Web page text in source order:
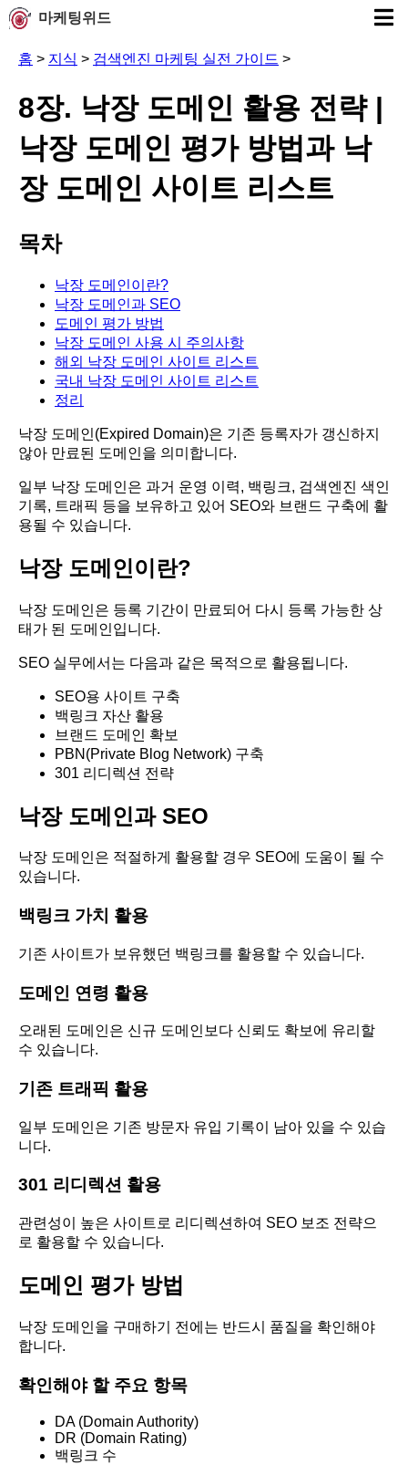
마케팅위드
홈 > 지식 > 검색엔진 마케팅 실전 가이드 >
8장. 낙장 도메인 활용 전략 |
낙장 도메인 평가 방법과 낙
장 도메인 사이트 리스트
목차
낙장 도메인이란?
낙장 도메인과 SEO
도메인 평가 방법
낙장 도메인 사용 시 주의사항
해외 낙장 도메인 사이트 리스트
국내 낙장 도메인 사이트 리스트
정리
낙장 도메인(Expired Domain)은 기존 등록자가 갱신하지
않아 만료된 도메인을 의미합니다.
일부 낙장 도메인은 과거 운영 이력, 백링크, 검색엔진 색인
기록, 트래픽 등을 보유하고 있어 SEO와 브랜드 구축에 활
용될 수 있습니다.
낙장 도메인이란?
낙장 도메인은 등록 기간이 만료되어 다시 등록 가능한 상
태가 된 도메인입니다.
SEO 실무에서는 다음과 같은 목적으로 활용됩니다.
SEO용 사이트 구축
백링크 자산 활용
브랜드 도메인 확보
PBN(Private Blog Network) 구축
301 리디렉션 전략
낙장 도메인과 SEO
낙장 도메인은 적절하게 활용할 경우 SEO에 도움이 될 수
있습니다.
백링크 가치 활용
기존 사이트가 보유했던 백링크를 활용할 수 있습니다.
도메인 연령 활용
오래된 도메인은 신규 도메인보다 신뢰도 확보에 유리할
수 있습니다.
기존 트래픽 활용
일부 도메인은 기존 방문자 유입 기록이 남아 있을 수 있습
니다.
301 리디렉션 활용
관련성이 높은 사이트로 리디렉션하여 SEO 보조 전략으
로 활용할 수 있습니다.
도메인 평가 방법
낙장 도메인을 구매하기 전에는 반드시 품질을 확인해야
합니다.
확인해야 할 주요 항목
DA (Domain Authority)
DR (Domain Rating)
백링크 수